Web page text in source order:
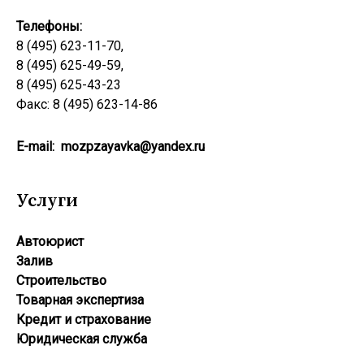
Телефоны:
8 (495) 623-11-70,
8 (495) 625-49-59,
8 (495) 625-43-23
Факс: 8 (495) 623-14-86
E-mail: mozpzayavka@yandex.ru
Услуги
Автоюрист
Залив
Строительство
Товарная экспертиза
Кредит и страхование
Юридическая служба